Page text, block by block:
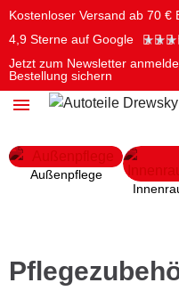
Kostenloser Versand ab 70 €
4,9 Sterne auf Google
★★★
Jetzt zum Newsletter
Bestellung sichern
Außenpflege